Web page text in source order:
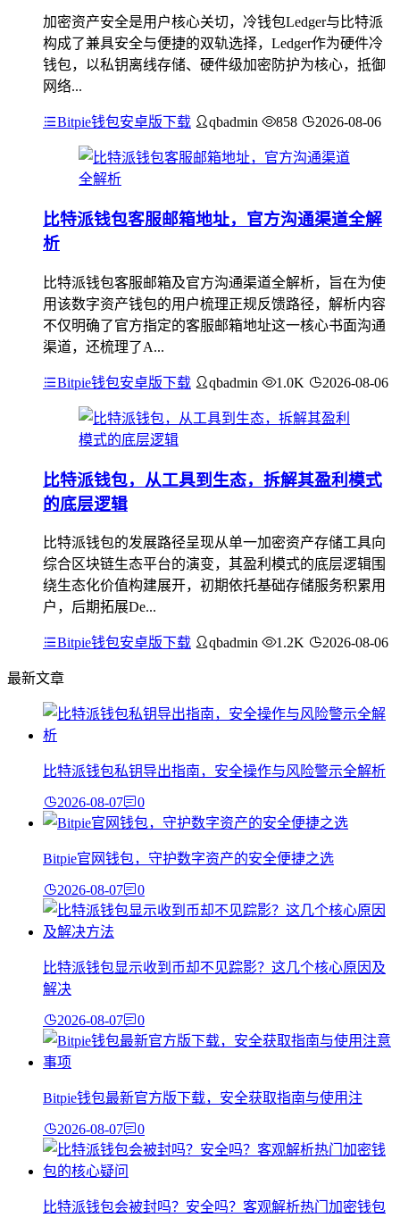
加密资产安全是用户核心关切，冷钱包Ledger与比特派
构成了兼具安全与便捷的双轨选择，Ledger作为硬件冷
钱包，以私钥离线存储、硬件级加密防护为核心，抵御
网络...
Bitpie钱包安卓版下载 qbadmin 858 2026-08-06
比特派钱包客服邮箱地址，官方沟通渠道全解
析
比特派钱包客服邮箱及官方沟通渠道全解析，旨在为使
用该数字资产钱包的用户梳理正规反馈路径，解析内容
不仅明确了官方指定的客服邮箱地址这一核心书面沟通
渠道，还梳理了A...
Bitpie钱包安卓版下载 qbadmin 1.0K 2026-08-06
比特派钱包，从工具到生态，拆解其盈利模式
的底层逻辑
比特派钱包的发展路径呈现从单一加密资产存储工具向
综合区块链生态平台的演变，其盈利模式的底层逻辑围
绕生态化价值构建展开，初期依托基础存储服务积累用
户，后期拓展De...
Bitpie钱包安卓版下载 qbadmin 1.2K 2026-08-06
最新文章
比特派钱包私钥导出指南，安全操作与风险警示全解析
2026-08-07 0
Bitpie官网钱包，守护数字资产的安全便捷之选
2026-08-07 0
比特派钱包显示收到币却不见踪影？这几个核心原因及
解决
2026-08-07 0
Bitpie钱包最新官方版下载，安全获取指南与使用注
2026-08-07 0
比特派钱包会被封吗？安全吗？客观解析热门加密钱包